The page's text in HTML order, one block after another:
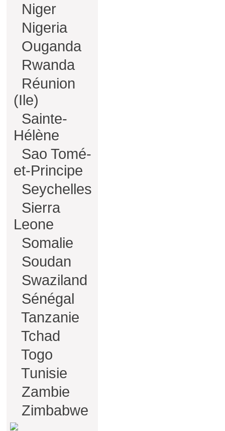
Niger
Nigeria
Ouganda
Rwanda
Réunion
(Ile)
Sainte-
Hélène
Sao Tomé-
et-Principe
Seychelles
Sierra
Leone
Somalie
Soudan
Swaziland
Sénégal
Tanzanie
Tchad
Togo
Tunisie
Zambie
Zimbabwe